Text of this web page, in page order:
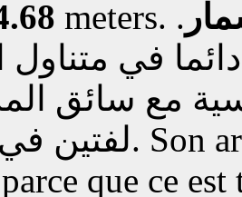
meters. .
في متناول
مع سائق
لفتين فيمتر. Son
que ce